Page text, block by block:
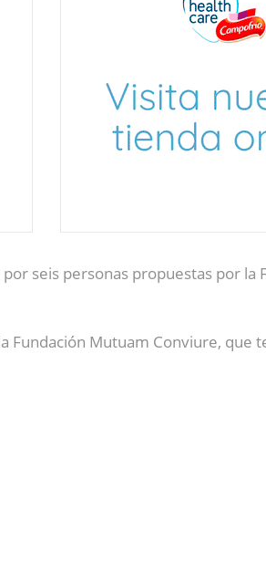
seis personas propuestas por la
Fundación Mutuam Conviure, que